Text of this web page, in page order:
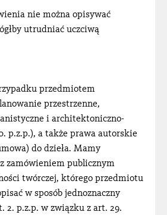
nie można opisywać
utrudniać uczciwą
przedmiotem
przestrzenne,
i architektoniczno-
p.z.p.), a także prawa autorskie
do dzieła. Mamy
zamówieniem publicznym
twórczej, którego przedmiotu
w sposób jednoznaczny
2. p.z.p. w związku z art. 29.